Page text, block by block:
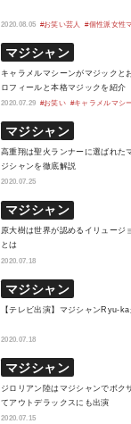
2020.08.05 #お笑い芸人 #個性派女性
マジシャン
キャラメルマシーンがマジックと
ロフィールと本格マジックを紹介
2020.07.29 #お笑い #キャラメルマシ
マジシャン
高重翔は聖火ランナーに選ばれた
ジシャンを徹底解説
2020.07.25
マジシャン
原大樹は世界が認めるイリュージ
とは
2020.07.18
マジシャン
【テレビ出演】マジシャンRyu-
2020.07.18
マジシャン
ジロリアン陸はマジシャンでボク
てアウトデラックスにも出演
2020.07.15